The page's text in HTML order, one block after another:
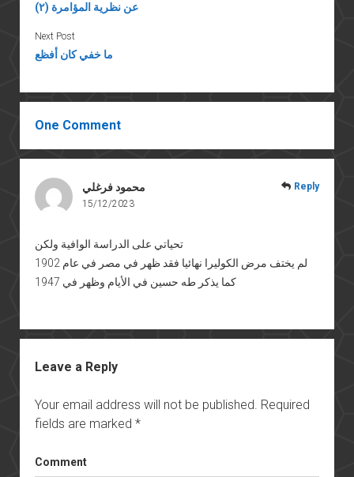
عن نظرية المؤامرة (٢)
Next Post
ما خفي كان أفظع
One Comment
محمود فرغلي
15/12/2023
تحياتي على الدراسة الوافية ولكن
لم يختف مرض الكوليرا نهائيا فقد ظهر في مصر في عام 1902
كما يذكر طه حسين في الأيام وظهر في 1947
Reply
Leave a Reply
Your email address will not be published. Required
fields are marked *
Comment